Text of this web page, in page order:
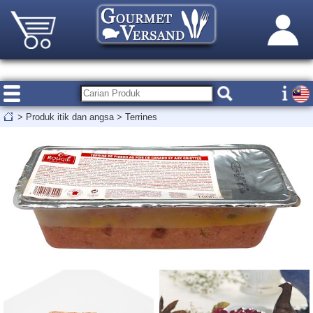
> Produk itik dan angsa > Terrines